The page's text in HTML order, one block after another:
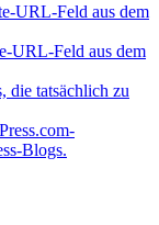
URL-Feld aus dem
URL-Feld aus dem
die tatsächlich zu
Blogs.